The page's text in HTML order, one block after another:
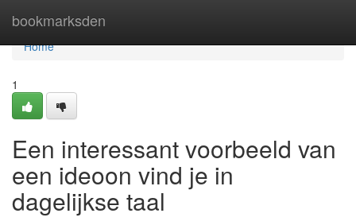
bookmarksden
Home
Home
1
Een interessant voorbeeld van
een ideoon vind je in
dagelijkse taal